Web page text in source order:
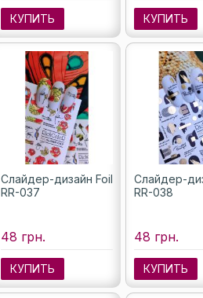
КУПИТЬ КУПИТЬ
Слайдер-дизайн Foil
RR-037
48 грн.
КУПИТЬ
Слайдер-
RR-038
48 грн.
КУПИТЬ